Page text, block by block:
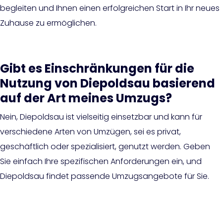
begleiten und Ihnen einen erfolgreichen Start in Ihr neues
Zuhause zu ermöglichen.
Gibt es Einschränkungen für die
Nutzung von Diepoldsau basierend
auf der Art meines Umzugs?
Nein, Diepoldsau ist vielseitig einsetzbar und kann für
verschiedene Arten von Umzügen, sei es privat,
geschäftlich oder spezialisiert, genutzt werden. Geben
Sie einfach Ihre spezifischen Anforderungen ein, und
Diepoldsau findet passende Umzugsangebote für Sie.